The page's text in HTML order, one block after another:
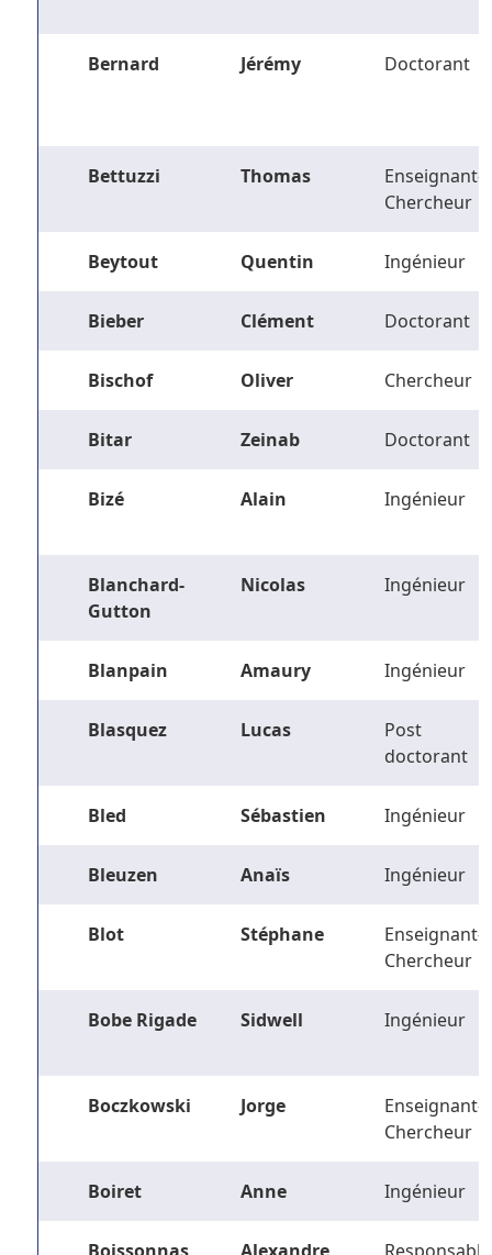
Bernard Jérémy Doctorant
Bettuzzi Thomas
Enseignant-
Chercheur
Beytout Quentin Ingénieur
Bieber Clément Doctorant
Bischof Oliver Chercheur
Bitar Zeinab Doctorant
Bizé Alain Ingénieur
Blanchard-
Gutton
Nicolas Ingénieur
Blanpain Amaury Ingénieur
Blasquez Lucas
Post
doctorant
Bled Sébastien Ingénieur
Bleuzen Anaïs Ingénieur
Blot Stéphane
Enseignant-
Chercheur
Bobe Rigade Sidwell Ingénieur
Boczkowski Jorge
Enseignant-
Chercheur
Boiret Anne Ingénieur